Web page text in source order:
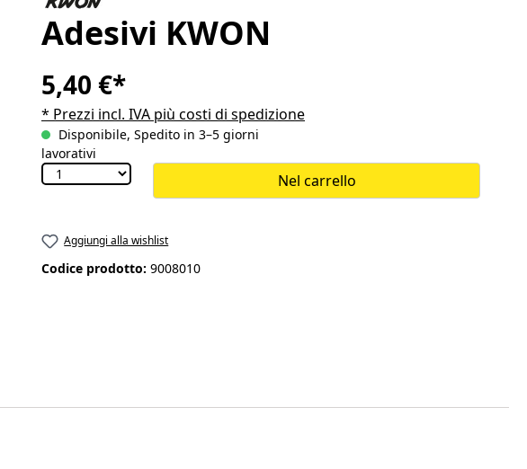
Adesivi KWON
5,40 €*
* Prezzi incl. IVA più costi di spedizione
Disponibile, Spedito in 3–5 giorni
lavorativi
Nel carrello
Aggiungi alla wishlist
Codice prodotto: 9008010